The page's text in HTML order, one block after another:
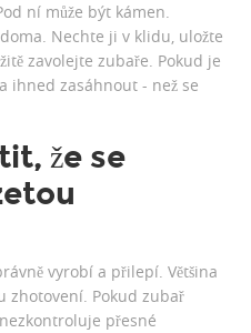
ní může být kámen.
Nechte ji v klidu, uložte
zavolejte zubaře. Pokud je
ihned zasáhnout - než se
že se
vyrobí a přilepí. Většina
zhotovení. Pokud zubař
přesné